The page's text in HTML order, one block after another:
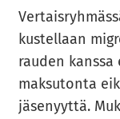
kus­tel­laan
rau­den
mak­su­ton­ta
jä­se­nyyt­tä.